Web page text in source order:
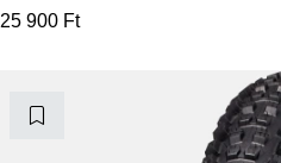
25 900 Ft